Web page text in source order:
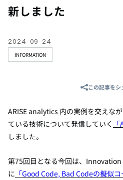
成長支援
数字で見るARISE analytics
新しました
INFORMATION
2024-09-24
この記事をシ
ARISE analytics 内の実例を交えな
ている技術について発信していく
しました。
第75回目となる今回は、
に 「Good Code, Bad Codeの擬似